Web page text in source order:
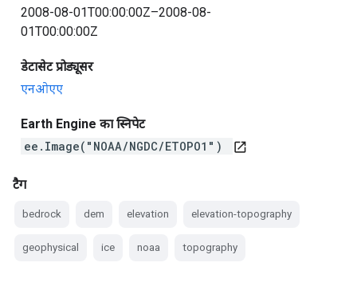
2008-08-01T00:00:00Z–2008-08-
01T00:00:00Z
डेटासेट प्रोड्यूसर
एनओएए
Earth Engine का स्निपेट
ee.Image("NOAA/NGDC/ETOPO1")
open_in_new
टैग
bedrock dem elevation elevation-topography
geophysical ice noaa topography